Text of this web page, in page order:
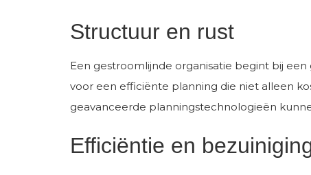
Structuur en rust
Een gestroomlijnde organisatie begint bij
voor een efficiënte planning die niet alleen
geavanceerde planningstechnologieën
Efficiëntie en